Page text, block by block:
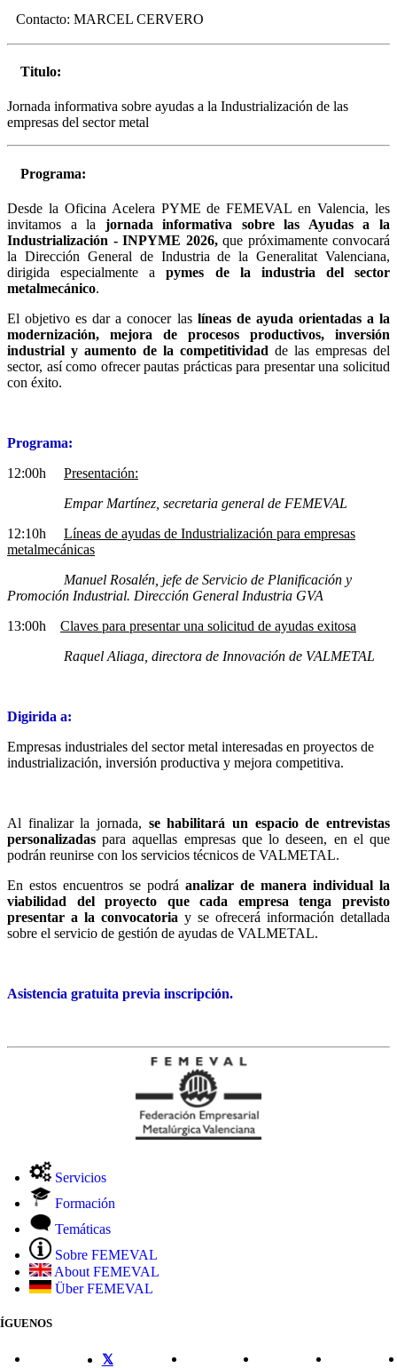
Contacto: MARCEL CERVERO
Titulo:
Jornada informativa sobre ayudas a la Industrialización de las
empresas del sector metal
Programa:
Desde la Oficina Acelera PYME de FEMEVAL en Valencia, les
invitamos a la jornada informativa sobre las Ayudas a la
Industrialización - INPYME 2026,que próximamente convocará
la Dirección General de Industria de la Generalitat Valenciana,
dirigida especialmente apymes de la industria del sector
metalmecánico.
El objetivo es dar a conocer las líneas de ayuda orientadas a la
modernización, mejora de procesos productivos, inversión
industrial y aumento de la competitividad de las empresas del
sector, así como ofrecer pautas prácticas para presentar una solicitud
con éxito.
Programa:
12:00h Presentación:
Empar Martínez, secretaria general de FEMEVAL
12:10h Líneas de ayudas de Industrialización para empresas
metalmecánicas
Manuel Rosalén, jefe de Servicio de Planificación y
Promoción Industrial. Dirección General Industria GVA
13:00h Claves para presentar una solicitud de ayudas exitosa
Raquel Aliaga, directora de Innovación de VALMETAL
Digirida a:
Empresas industriales del sector metal interesadas en proyectos de
industrialización, inversión productiva y mejora competitiva.
Al finalizar la jornada, se habilitará un espacio de entrevistas
personalizadas para aquellas empresas que lo deseen, en el que
podrán reunirse con los servicios técnicos de VALMETAL.
En estos encuentros se podrá analizar de manera individual la
viabilidad del proyecto que cada empresa tenga previsto
presentar a la convocatoria y se ofrecerá información detallada
sobre el servicio de gestión de ayudas de VALMETAL.
Asistencia gratuita previa inscripción.
Servicios
Formación
Temáticas
Sobre FEMEVAL
About FEMEVAL
Über FEMEVAL